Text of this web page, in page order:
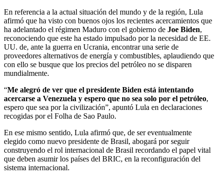
En referencia a la actual situación del mundo y de la región, Lula
afirmó que ha visto con buenos ojos los recientes acercamientos que
ha adelantado el régimen Maduro con el gobierno de Joe Biden,
reconociendo que este ha estado impulsado por la necesidad de EE.
UU. de, ante la guerra en Ucrania, encontrar una serie de
proveedores alternativos de energía y combustibles, aplaudiendo que
con ello se busque que los precios del petróleo no se disparen
mundialmente.
“Me alegró de ver que el presidente Biden está intentando
acercarse a Venezuela y espero que no sea solo por el petróleo,
espero que sea por la civilización”, apuntó Lula en declaraciones
recogidas por el Folha de Sao Paulo.
En ese mismo sentido, Lula afirmó que, de ser eventualmente
elegido como nuevo presidente de Brasil, abogará por seguir
construyendo el rol internacional de Brasil recordando el papel vital
que deben asumir los países del BRIC, en la reconfiguración del
sistema internacional.